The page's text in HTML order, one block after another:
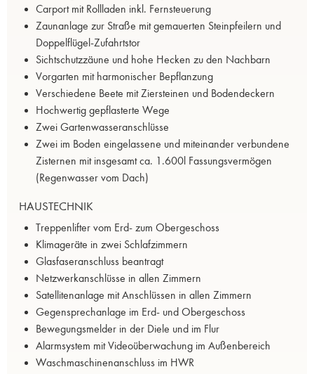
Carport mit Rollladen inkl. Fernsteuerung
Zaunanlage zur Straße mit gemauerten Steinpfeilern und
Doppelflügel-Zufahrtstor
Sichtschutzzäune und hohe Hecken zu den Nachbarn
Vorgarten mit harmonischer Bepflanzung
Verschiedene Beete mit Ziersteinen und Bodendeckern
Hochwertig gepflasterte Wege
Zwei Gartenwasseranschlüsse
Zwei im Boden eingelassene und miteinander verbundene
Zisternen mit insgesamt ca. 1.600l Fassungsvermögen
(Regenwasser vom Dach)
HAUSTECHNIK
Treppenlifter vom Erd- zum Obergeschoss
Klimageräte in zwei Schlafzimmern
Glasfaseranschluss beantragt
Netzwerkanschlüsse in allen Zimmern
Satellitenanlage mit Anschlüssen in allen Zimmern
Gegensprechanlage im Erd- und Obergeschoss
Bewegungsmelder in der Diele und im Flur
Alarmsystem mit Videoüberwachung im Außenbereich
Waschmaschinenanschluss im HWR